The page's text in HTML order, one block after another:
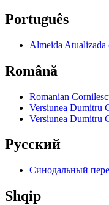
Português
Almeida
Română
Romanian
Versiunea Dumitru
Versiunea Dumitru
Pyccкий
Синодальный
Shqip